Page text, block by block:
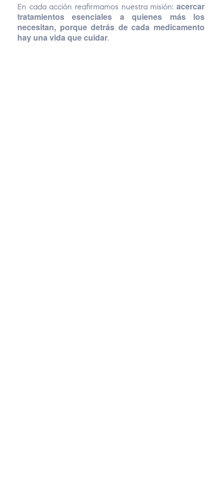
En cada acción reafirmamos nuestra misión: acercar
tratamientos esenciales a quienes más los
necesitan, porque detrás de cada medicamento
hay una vida que cuidar.